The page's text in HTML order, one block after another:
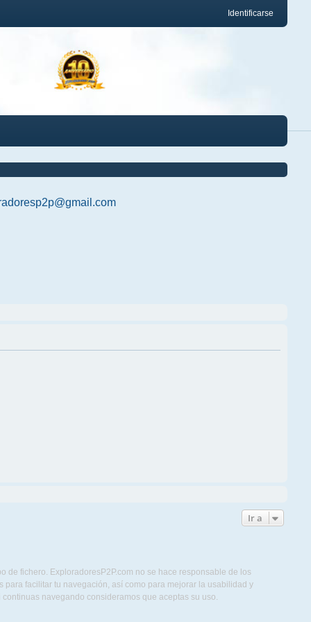
Identificarse
Ir a
de fichero. ExploradoresP2P.com no se hace responsable de los
facilitar tu navegación, así como para mejorar la usabilidad y
navegando consideramos que aceptas su uso.